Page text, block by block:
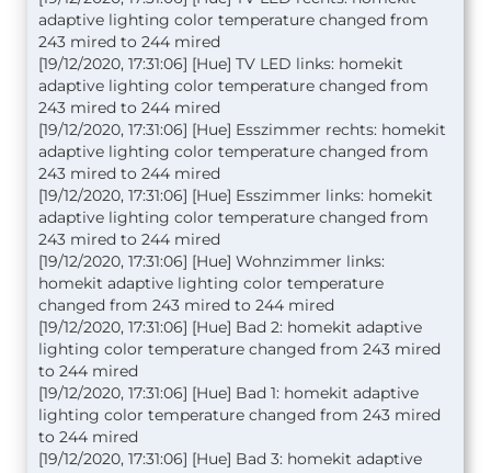
adaptive lighting color temperature changed from
243 mired to 244 mired
[19/12/2020, 17:31:06] [Hue] TV LED links: homekit
adaptive lighting color temperature changed from
243 mired to 244 mired
[19/12/2020, 17:31:06] [Hue] Esszimmer rechts: homekit
adaptive lighting color temperature changed from
243 mired to 244 mired
[19/12/2020, 17:31:06] [Hue] Esszimmer links: homekit
adaptive lighting color temperature changed from
243 mired to 244 mired
[19/12/2020, 17:31:06] [Hue] Wohnzimmer links:
homekit adaptive lighting color temperature
changed from 243 mired to 244 mired
[19/12/2020, 17:31:06] [Hue] Bad 2: homekit adaptive
lighting color temperature changed from 243 mired
to 244 mired
[19/12/2020, 17:31:06] [Hue] Bad 1: homekit adaptive
lighting color temperature changed from 243 mired
to 244 mired
[19/12/2020, 17:31:06] [Hue] Bad 3: homekit adaptive